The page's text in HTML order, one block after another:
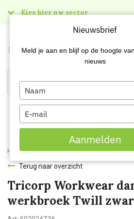
Kies hier uw sector
Menu
Home Webshop Werkkleding Bedrijfs- en
Terug naar overzicht
Tricorp Workwear
werkbroek Twill
Nieuwsbrief
Meld je aan en blijf op de hoogte
nieuws
Type
your
name
Type
your
email
Aanmelden